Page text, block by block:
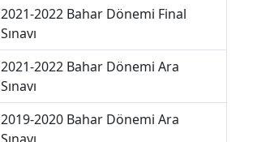
2021-2022 Bahar Dönemi Final
Sınavı
2021-2022 Bahar Dönemi Ara
Sınavı
2019-2020 Bahar Dönemi Ara